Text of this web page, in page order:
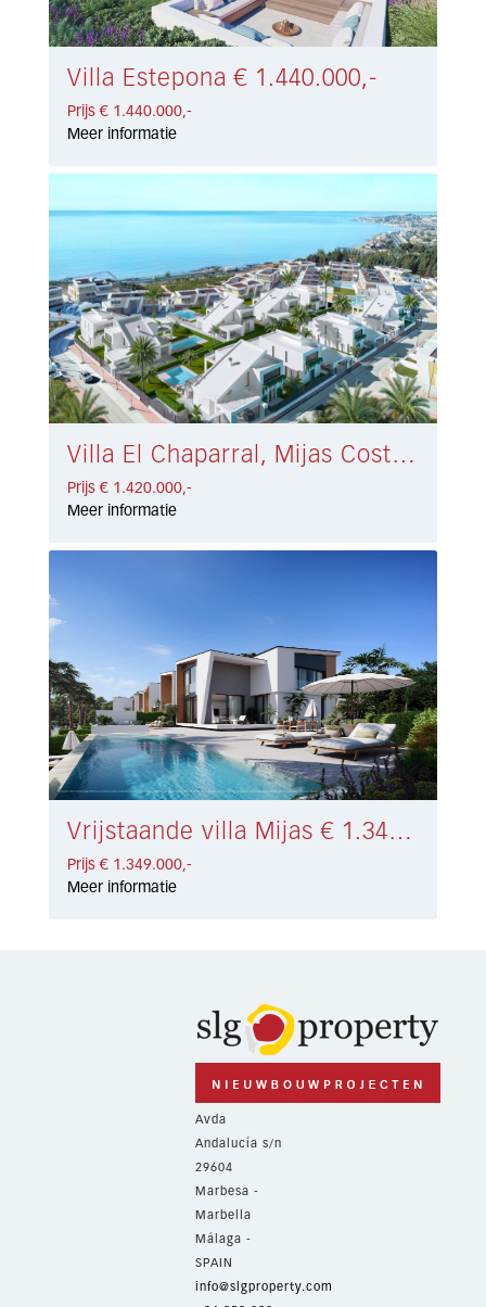
Villa Estepona € 1.440.000,-
Prijs € 1.440.000,-
Meer informatie
Villa El Chaparral, Mijas Costa € 1.420.000,-
Prijs € 1.420.000,-
Meer informatie
Vrijstaande villa Mijas € 1.349.000,-
Prijs € 1.349.000,-
Meer informatie
Avda
Andalucía s/n
29604
Marbesa -
Marbella
Málaga -
SPAIN
info@slgproperty.com